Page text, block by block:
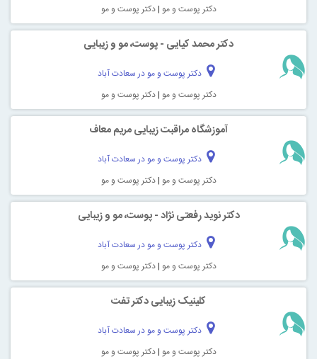
دکتر پوست و مو |دکتر پوست و مو
دکتر محمد کیایی - پوست، مو و زیبایی
دکتر پوست و مو در سعادت آباد
دکتر پوست و مو |دکتر پوست و مو
آموزشگاه مراقبت زیبایی مریم معاف
دکتر پوست و مو در سعادت آباد
دکتر پوست و مو |دکتر پوست و مو
دکتر نوید رفعتی نژاد - پوست، مو و زیبایی
دکتر پوست و مو در سعادت آباد
دکتر پوست و مو |دکتر پوست و مو
کلینیک زیبایی دکتر تفت
دکتر پوست و مو در سعادت آباد
دکتر پوست و مو |دکتر پوست و مو